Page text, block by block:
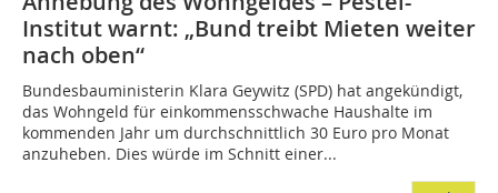
Institut warnt: „Bund treibt Mieten weiter
nach oben“
Bundesbauministerin Klara Geywitz (SPD) hat angekündigt,
das Wohngeld für einkommensschwache Haushalte im
kommenden Jahr um durchschnittlich 30 Euro pro Monat
anzuheben. Dies würde im Schnitt einer...